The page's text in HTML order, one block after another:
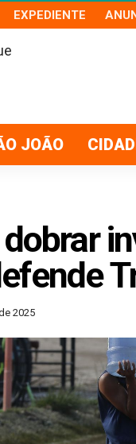
EXPEDIENTE
JOÃO
2025